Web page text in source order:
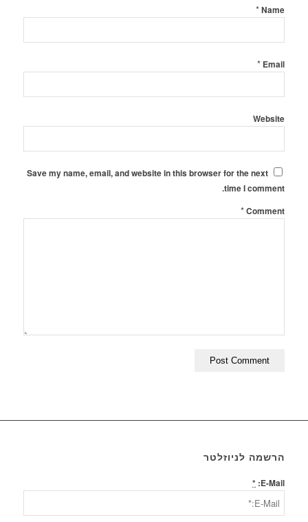
Name
*
Email
*
Website
Save my name, email, and website in this browser for the next
time I comment.
Comment
*
הרשמה לניוזלטר
E-Mail:
*